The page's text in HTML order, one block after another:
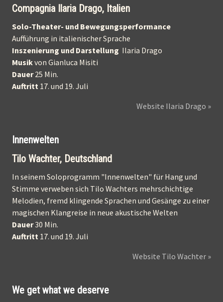
Compagnia Ilaria Drago, Italien
Solo-Theater- und Bewegungsperformance
Aufführung in italienischer Sprache
Inszenierung und Darstellung Ilaria Drago
Musikvon Gianluca Misiti
Dauer25 Min.
Auftritt 17. und 19. Juli
Website Ilaria Drago »
Innenwelten
Tilo Wachter, Deutschland
In seinem Soloprogramm "Innenwelten" für Hang und
Stimme verweben sich Tilo Wachters mehrschichtige
Melodien, fremd klingende Sprachen und Gesänge zu einer
magischen Klangreise in neue akustische Welten
Dauer30 Min.
Auftritt 17. und 19. Juli
Website Tilo Wachter »
We get what we deserve